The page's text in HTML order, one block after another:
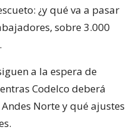
¿y qué va a pasar
sobre 3.000
a la espera de
Codelco deberá
Norte y qué ajustes